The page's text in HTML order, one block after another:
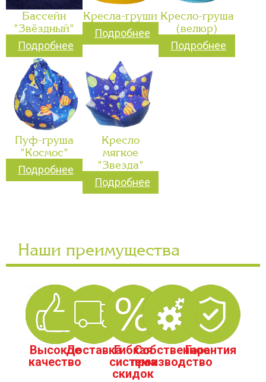
Бассейн
"Звёздный"
Подробнее
Кресла-груши
Подробнее
Кресло-груша
(велюр)
Подробнее
Пуф-груша
"Космос"
Подробнее
Кресло
мягкое
"Звезда"
Подробнее
Наши преимущества
Высокое
качество
ДоставкаГибкая
система
скидок
Собственное
производство
Гарантия